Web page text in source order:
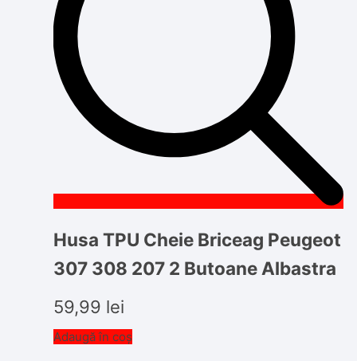
Husa TPU Cheie Briceag Peugeot
307 308 207 2 Butoane Albastra
59,99 lei
Adaugă în coș